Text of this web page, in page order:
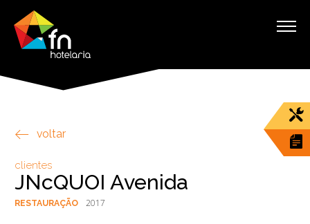
voltar
clientes
JNcQUOI Avenida
RESTAURAÇÃO 2017